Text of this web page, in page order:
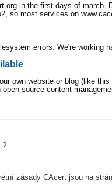
in the first days of
so most services on
errors. We're working
own website or blog (like
source content
?
zásady CAcert jsou na